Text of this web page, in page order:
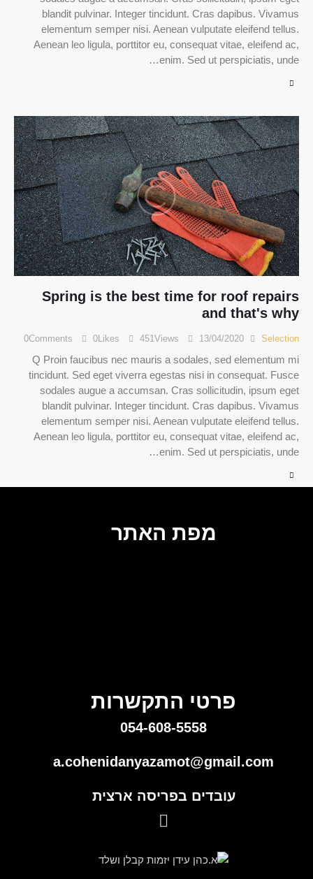
blandit pulvinar. Integer tincidunt. Cras dapibus. Vivamus
elementum semper nisi. Aenean vulputate eleifend tellus.
Aenean leo ligula, porttitor eu, consequat vitae, eleifend ac,
enim. Sed ut perspiciatis, unde…
Spring is the best time for roof repairs
and that's why
Selection
13/04/2020
451Views
0 Likes
0Comments
Q Proin faucibus nec mauris a sodales, sed elementum mi
tincidunt. Sed eget viverra egestas nisi in consequat. Fusce
sodales augue a accumsan. Cras sollicitudin, ipsum eget
blandit pulvinar. Integer tincidunt. Cras dapibus. Vivamus
elementum semper nisi. Aenean vulputate eleifend tellus.
Aenean leo ligula, porttitor eu, consequat vitae, eleifend ac,
enim. Sed ut perspiciatis, unde…
מפת האתר
פרטי התקשרות
054-608-5558
a.cohenidanyazamot@gmail.com
עובדים בפריסה ארצית